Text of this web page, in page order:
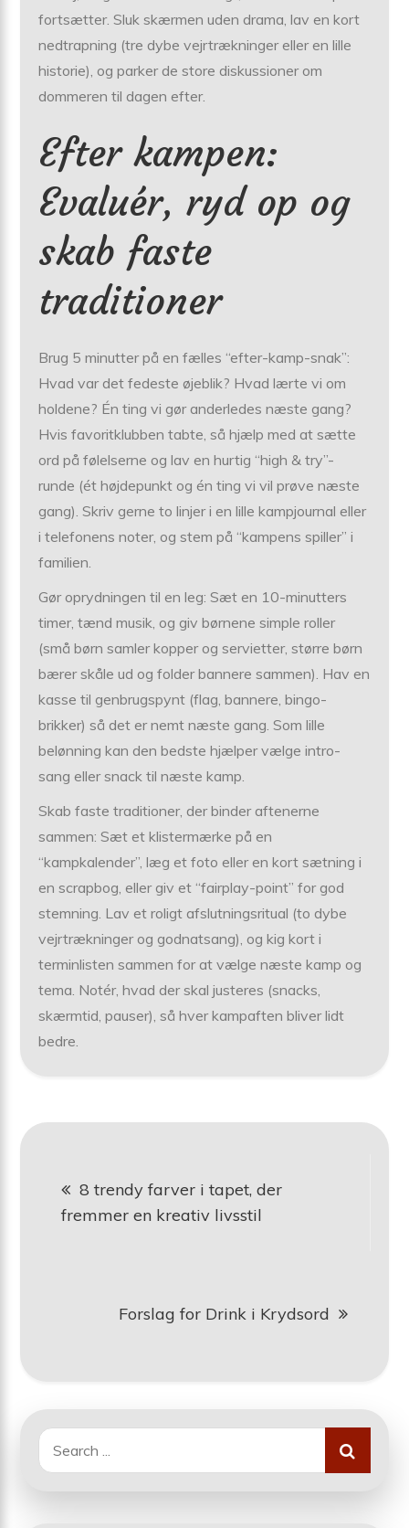
fortsætter. Sluk skærmen uden drama, lav en kort
nedtrapning (tre dybe vejrtrækninger eller en lille
historie), og parker de store diskussioner om
dommeren til dagen efter.
Efter kampen:
Evaluér, ryd op og
skab faste
traditioner
Brug 5 minutter på en fælles “efter-kamp-snak”:
Hvad var det fedeste øjeblik? Hvad lærte vi om
holdene? Én ting vi gør anderledes næste gang?
Hvis favoritklubben tabte, så hjælp med at sætte
ord på følelserne og lav en hurtig “high & try”-
runde (ét højdepunkt og én ting vi vil prøve næste
gang). Skriv gerne to linjer i en lille kampjournal eller
i telefonens noter, og stem på “kampens spiller” i
familien.
Gør oprydningen til en leg: Sæt en 10-minutters
timer, tænd musik, og giv børnene simple roller
(små børn samler kopper og servietter, større børn
bærer skåle ud og folder bannere sammen). Hav en
kasse til genbrugspynt (flag, bannere, bingo-
brikker) så det er nemt næste gang. Som lille
belønning kan den bedste hjælper vælge intro-
sang eller snack til næste kamp.
Skab faste traditioner, der binder aftenerne
sammen: Sæt et klistermærke på en
“kampkalender”, læg et foto eller en kort sætning i
en scrapbog, eller giv et “fairplay-point” for god
stemning. Lav et roligt afslutningsritual (to dybe
vejrtrækninger og godnatsang), og kig kort i
terminlisten sammen for at vælge næste kamp og
tema. Notér, hvad der skal justeres (snacks,
skærmtid, pauser), så hver kampaften bliver lidt
bedre.
8 trendy farver i tapet, der
fremmer en kreativ livsstil
Forslag for Drink i Krydsord
Search
for: